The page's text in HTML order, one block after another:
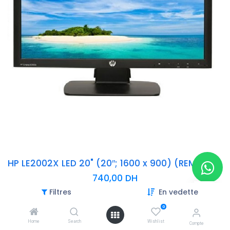
Filtres En vedette
Home Search
0
Wishlist Compte
HP LE2002X LED 20" (20″; 1600 x 900) (REMIS A NEUF)
740,00 DH
-Taille de l’écran: 20″
-Colour: Noir